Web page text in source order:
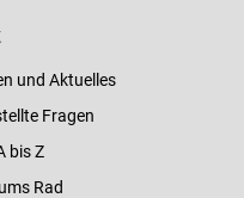
und Aktuelles
Fragen
bis Z
Rad